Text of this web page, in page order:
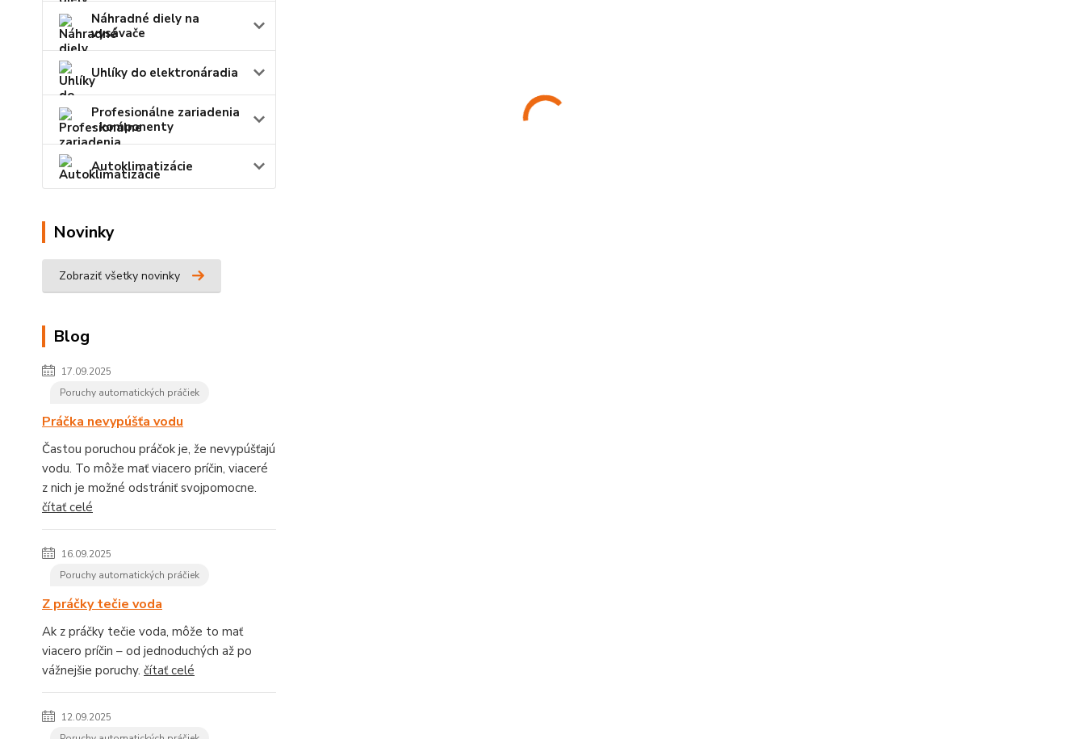
Náhradné diely na
vysávače
Uhlíky do elektronáradia
Profesionálne zariadenia
- komponenty
Autoklimatizácie
Novinky
Zobraziť všetky novinky
Blog
17.09.2025
Poruchy automatických práčiek
Práčka nevypúšťa vodu
Častou poruchou práčok je, že nevypúšťajú
vodu. To môže mať viacero príčin, viaceré
z nich je možné odstrániť svojpomocne.
čítať celé
16.09.2025
Poruchy automatických práčiek
Z práčky tečie voda
Ak z práčky tečie voda, môže to mať
viacero príčin – od jednoduchých až po
vážnejšie poruchy. čítať celé
12.09.2025